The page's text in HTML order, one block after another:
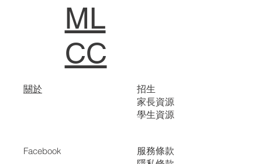
關於
招生
家長資源
學生資源
服務條款
Facebook
ML
CC